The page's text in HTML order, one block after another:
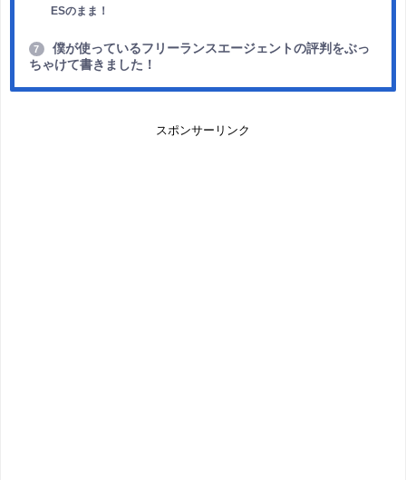
ESのまま！
7
僕が使っているフリーランスエージェントの評判をぶっ
ちゃけて書きました！
スポンサーリンク